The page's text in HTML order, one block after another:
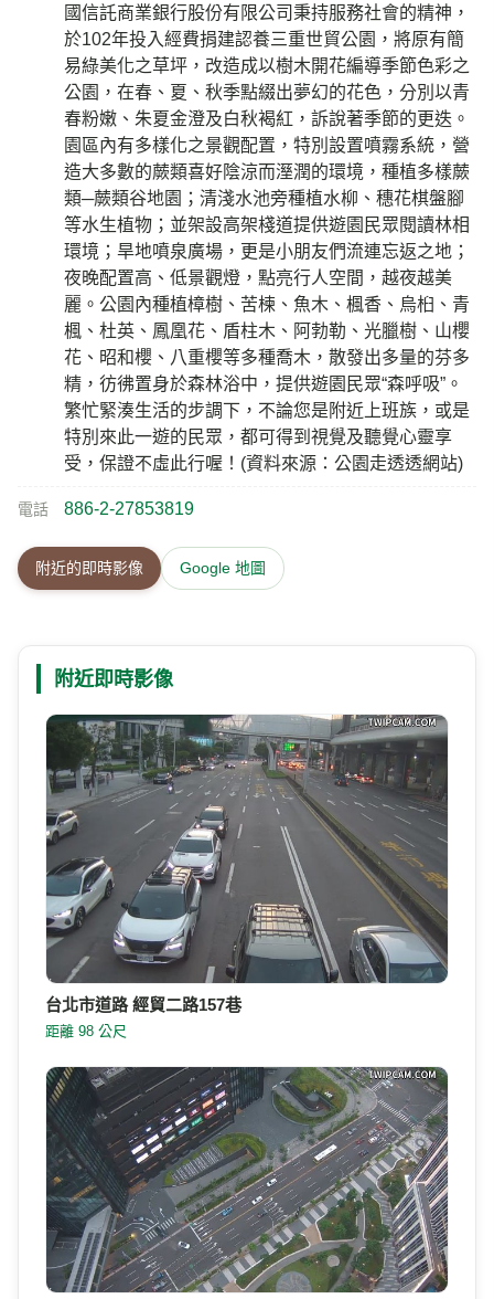
國信託商業銀行股份有限公司秉持服務社會的精神，
於102年投入經費捐建認養三重世貿公園，將原有簡
易綠美化之草坪，改造成以樹木開花編導季節色彩之
公園，在春、夏、秋季點綴出夢幻的花色，分別以青
春粉嫩、朱夏金澄及白秋褐紅，訴說著季節的更迭。
園區內有多樣化之景觀配置，特別設置噴霧系統，營
造大多數的蕨類喜好陰涼而溼潤的環境，種植多樣蕨
類─蕨類谷地園；清淺水池旁種植水柳、穗花棋盤腳
等水生植物；並架設高架棧道提供遊園民眾閱讀林相
環境；旱地噴泉廣場，更是小朋友們流連忘返之地；
夜晚配置高、低景觀燈，點亮行人空間，越夜越美
麗。公園內種植樟樹、苦楝、魚木、楓香、烏桕、青
楓、杜英、鳳凰花、盾柱木、阿勃勒、光臘樹、山櫻
花、昭和櫻、八重櫻等多種喬木，散發出多量的芬多
精，彷彿置身於森林浴中，提供遊園民眾“森呼吸”。
繁忙緊湊生活的步調下，不論您是附近上班族，或是
特別來此一遊的民眾，都可得到視覺及聽覺心靈享
受，保證不虛此行喔！(資料來源：公園走透透網站)
電話 886-2-27853819
附近的即時影像 Google 地圖
附近即時影像
台北市道路 經貿二路157巷
距離 98 公尺